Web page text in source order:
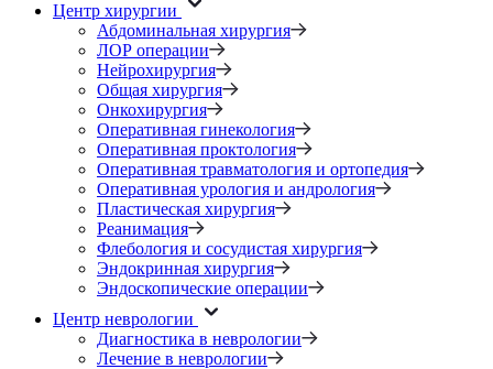
Центр хирургии
Абдоминальная хирургия
ЛОР операции
Нейрохирургия
Общая хирургия
Онкохирургия
Оперативная гинекология
Оперативная проктология
Оперативная травматология и ортопедия
Оперативная урология и андрология
Пластическая хирургия
Реанимация
Флебология и сосудистая хирургия
Эндокринная хирургия
Эндоскопические операции
Центр неврологии
Диагностика в неврологии
Лечение в неврологии